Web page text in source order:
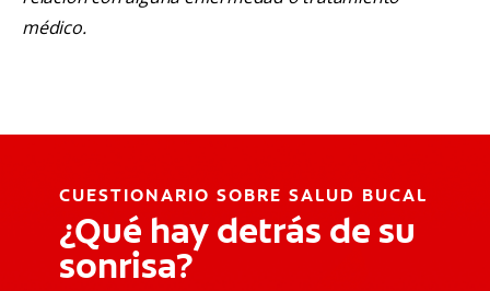
médico.
CUESTIONARIO SOBRE SALUD BUCAL
¿Qué hay detrás de su
sonrisa?